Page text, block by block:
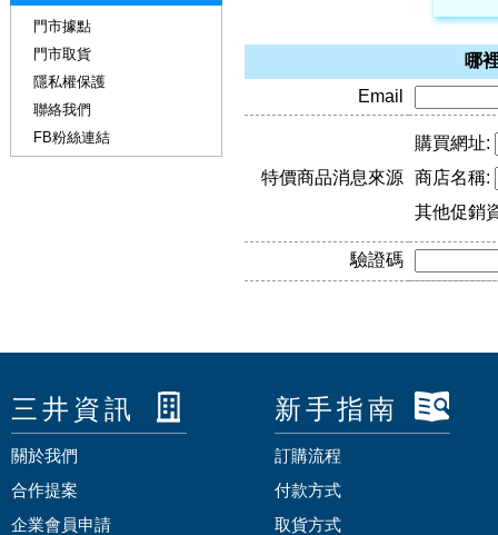
哪
Email
特價商品消息來源
購買網址:
商店名稱:
其他促銷
驗證碼
門市據點
門市取貨
隱私權保護
聯絡我們
FB粉絲連結
三井資訊
關於我們
合作提案
企業會員申請
新手指南
訂購流程
付款方式
取貨方式